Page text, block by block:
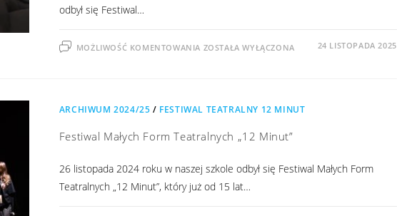
odbył się Festiwal…
MOŻLIWOŚĆ KOMENTOWANIA ZOSTAŁA WYŁĄCZONA 24 LISTOPADA 2025
ARCHIWUM 2024/25 / FESTIWAL TEATRALNY 12 MINUT
Festiwal Małych Form Teatralnych „12 Minut”
26 listopada 2024 roku w naszej szkole odbył się Festiwal Małych Form
Teatralnych „12 Minut”, który już od 15 lat…